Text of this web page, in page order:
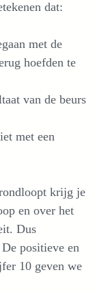
dat:
met de
hoefden te
van de beurs
met een
krijg je
en over het
Dus
positieve en
10 geven we